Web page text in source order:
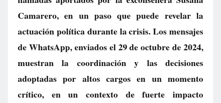
Camarero, en un paso que puede revelar la
actuación política durante la crisis. Los mensajes
de WhatsApp, enviados el 29 de octubre de 2024,
muestran la coordinación y las decisiones
adoptadas por altos cargos en un momento
crítico, en un contexto de fuerte impacto